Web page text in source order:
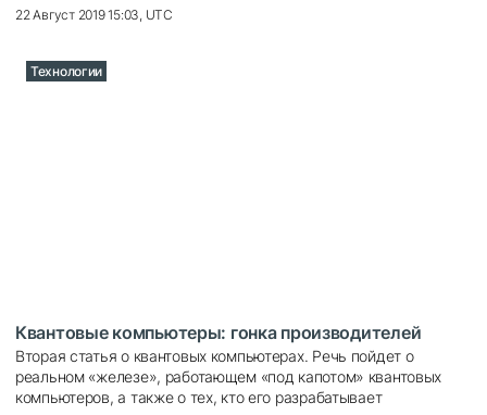
22 Август 2019 15:03, UTC
Технологии
Квантовые компьютеры: гонка производителей
Вторая статья о квантовых компьютерах. Речь пойдет о
реальном «железе», работающем «под капотом» квантовых
компьютеров, а также о тех, кто его разрабатывает